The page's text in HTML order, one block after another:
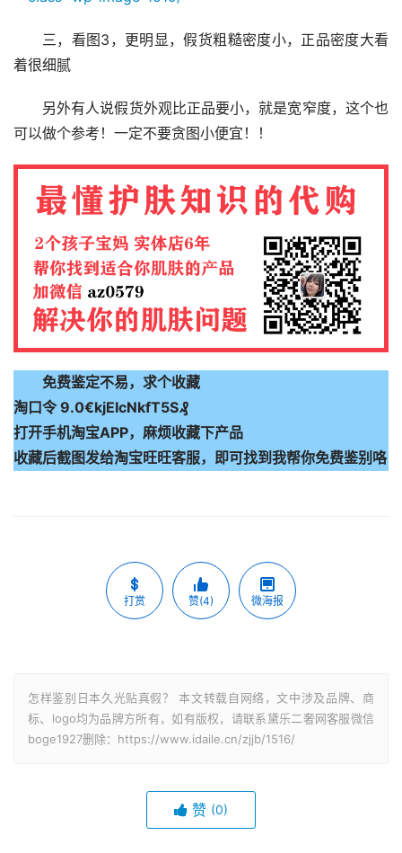
三，看图3，更明显，假货粗糙密度小，正品密度大看
着很细腻
另外有人说假货外观比正品要小，就是宽窄度，这个也
可以做个参考！一定不要贪图小便宜！！
免费鉴定不易，求个收藏
淘口令 9.0€kjEIcNkfT5S₰
打开手机淘宝APP，麻烦收藏下产品
收藏后截图发给淘宝旺旺客服，即可找到我帮你免费鉴别咯
打赏 赞(4) 微海报
怎样鉴别日本久光贴真假？ 本文转载自网络，文中涉及品牌、商
标、logo均为品牌方所有，如有版权，请联系黛乐二奢网客服微信
boge1927删除：https://www.idaile.cn/zjjb/1516/
赞 (0)